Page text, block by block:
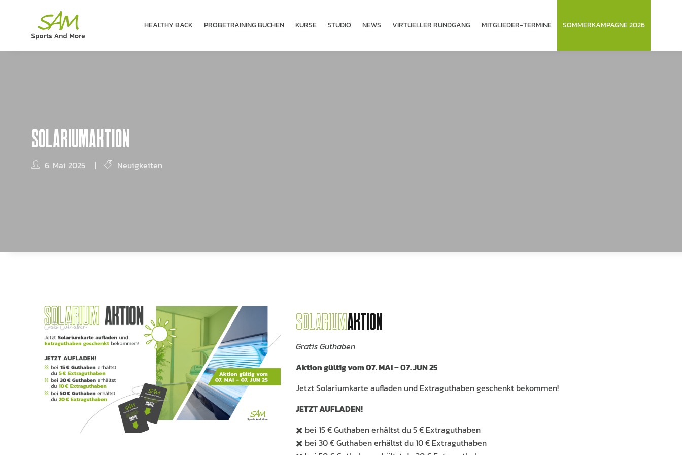
HEALTHY BACK PROBE­TRAINING BUCHEN KURSE STUDIO NEWS VIRTUELLER RUND­GANG MITGLIEDER-TERMINE SOMMERKAMPAGNE 2026
SOLARIUMAKTION
6. Mai 2025 | Neuigkeiten
SOLARIUMAKTION
Gratis Guthaben
Aktion gültig vom 07. MAI – 07. JUN 25
Jetzt Solariumkarte aufladen und Extraguthaben geschenkt bekommen!
JETZT AUFLADEN!
✖️ bei 15 € Guthaben erhältst du 5 € Extraguthaben
✖️ bei 30 € Guthaben erhältst du 10 € Extraguthaben